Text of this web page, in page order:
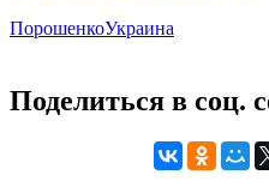
ПорошенкоУкраина
Поделиться в соц.